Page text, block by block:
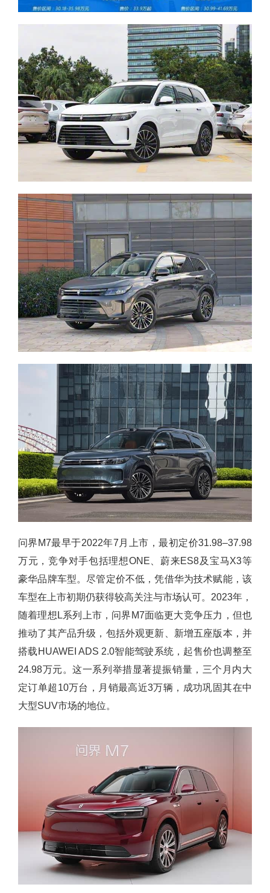
问界M7最早于2022年7月上市，最初定价31.98–37.98
万元，竞争对手包括理想ONE、蔚来ES8及宝马X3等
豪华品牌车型。尽管定价不低，凭借华为技术赋能，该
车型在上市初期仍获得较高关注与市场认可。2023年，
随着理想L系列上市，问界M7面临更大竞争压力，但也
推动了其产品升级，包括外观更新、新增五座版本，并
搭载HUAWEI ADS 2.0智能驾驶系统，起售价也调整至
24.98万元。这一系列举措显著提振销量，三个月内大
定订单超10万台，月销最高近3万辆，成功巩固其在中
大型SUV市场的地位。